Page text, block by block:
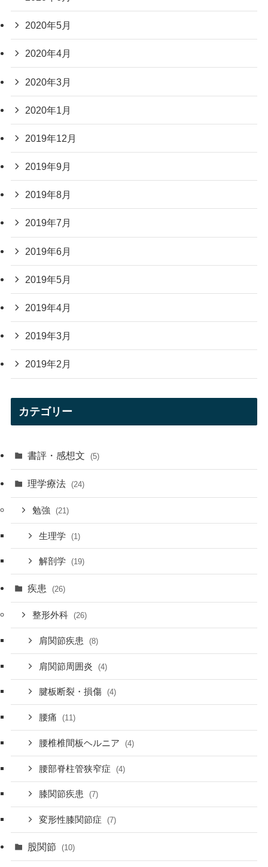
2020年5月
2020年4月
2020年3月
2020年1月
2019年12月
2019年9月
2019年8月
2019年7月
2019年6月
2019年5月
2019年4月
2019年3月
2019年2月
カテゴリー
書評・感想文 (5)
理学療法 (24)
勉強 (21)
生理学 (1)
解剖学 (19)
疾患 (26)
整形外科 (26)
肩関節疾患 (8)
肩関節周囲炎 (4)
腱板断裂・損傷 (4)
腰痛 (11)
腰椎椎間板ヘルニア (4)
腰部脊柱管狭窄症 (4)
膝関節疾患 (7)
変形性膝関節症 (7)
股関節 (10)